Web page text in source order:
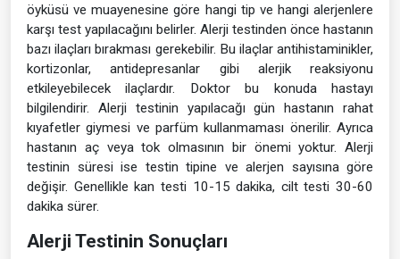
öyküsü ve muayenesine göre hangi tip ve hangi alerjenlere
karşı test yapılacağını belirler. Alerji testinden önce hastanın
bazı ilaçları bırakması gerekebilir. Bu ilaçlar antihistaminikler,
kortizonlar, antidepresanlar gibi alerjik reaksiyonu
etkileyebilecek ilaçlardır. Doktor bu konuda hastayı
bilgilendirir. Alerji testinin yapılacağı gün hastanın rahat
kıyafetler giymesi ve parfüm kullanmaması önerilir. Ayrıca
hastanın aç veya tok olmasının bir önemi yoktur. Alerji
testinin süresi ise testin tipine ve alerjen sayısına göre
değişir. Genellikle kan testi 10-15 dakika, cilt testi 30-60
dakika sürer.
Alerji Testinin Sonuçları